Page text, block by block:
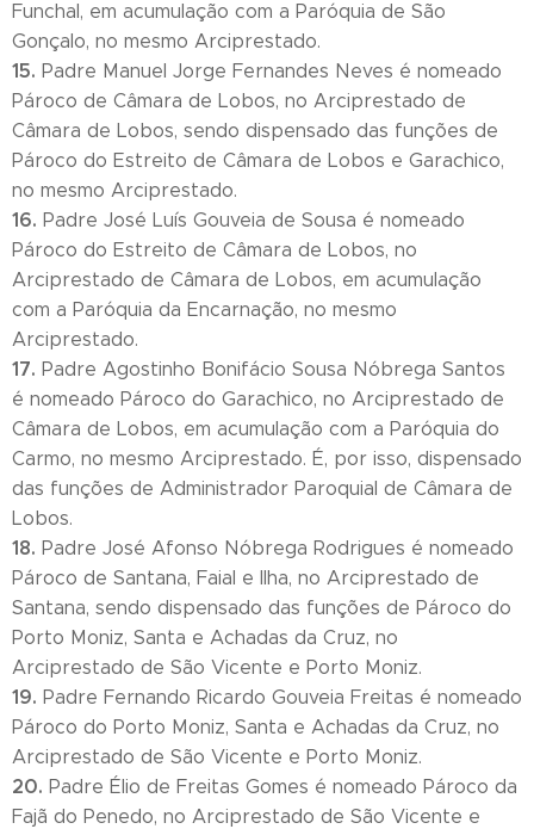
Funchal, em acumulação com a Paróquia de São
Gonçalo, no mesmo Arciprestado.
15. Padre Manuel Jorge Fernandes Neves é nomeado
Pároco de Câmara de Lobos, no Arciprestado de
Câmara de Lobos, sendo dispensado das funções de
Pároco do Estreito de Câmara de Lobos e Garachico,
no mesmo Arciprestado.
16. Padre José Luís Gouveia de Sousa é nomeado
Pároco do Estreito de Câmara de Lobos, no
Arciprestado de Câmara de Lobos, em acumulação
com a Paróquia da Encarnação, no mesmo
Arciprestado.
17. Padre Agostinho Bonifácio Sousa Nóbrega Santos
é nomeado Pároco do Garachico, no Arciprestado de
Câmara de Lobos, em acumulação com a Paróquia do
Carmo, no mesmo Arciprestado. É, por isso, dispensado
das funções de Administrador Paroquial de Câmara de
Lobos.
18. Padre José Afonso Nóbrega Rodrigues é nomeado
Pároco de Santana, Faial e Ilha, no Arciprestado de
Santana, sendo dispensado das funções de Pároco do
Porto Moniz, Santa e Achadas da Cruz, no
Arciprestado de São Vicente e Porto Moniz.
19. Padre Fernando Ricardo Gouveia Freitas é nomeado
Pároco do Porto Moniz, Santa e Achadas da Cruz, no
Arciprestado de São Vicente e Porto Moniz.
20. Padre Élio de Freitas Gomes é nomeado Pároco da
Fajã do Penedo, no Arciprestado de São Vicente e